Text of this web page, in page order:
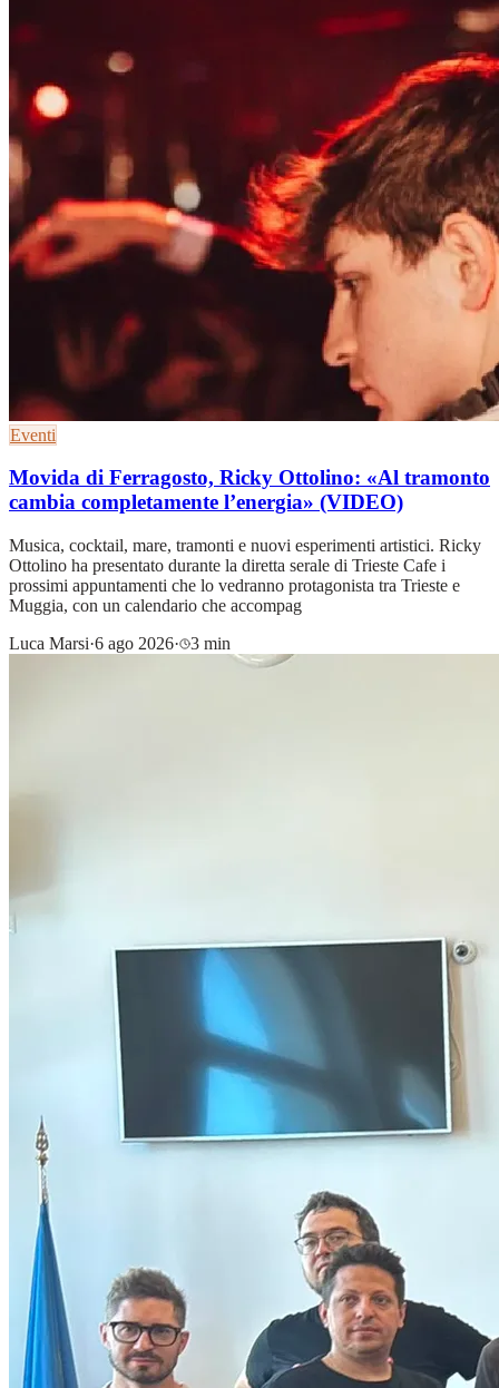
Eventi
Movida di Ferragosto, Ricky Ottolino: «Al tramonto
cambia completamente l’energia» (VIDEO)
Musica, cocktail, mare, tramonti e nuovi esperimenti artistici. Ricky
Ottolino ha presentato durante la diretta serale di Trieste Cafe i
prossimi appuntamenti che lo vedranno protagonista tra Trieste e
Muggia, con un calendario che accompag
Luca Marsi·6 ago 2026· 3 min